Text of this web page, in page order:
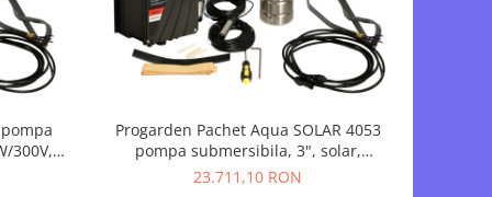
300V,
Progarden Pachet Aqua SOLAR 4053
pompa submersibila, 3", solar,
3000W/300V, MPPT, 660L/min, 45m,
23.711,10 RON